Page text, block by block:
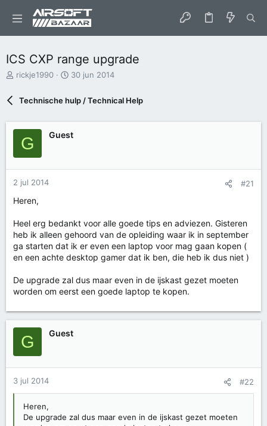
ICS CXP range upgrade
O
d
w
p
s
t
r
e
r
rickje1990
S
r
a
m
30 jun 2014
Technische hulp / Technical Help
G Guest
2 jul 2014 #21
Heren,
Heel erg bedankt voor alle goede tips en adviezen. Gisteren
heb ik alleen gehoord van de opleiding waar ik in september
ga starten dat ik er even een laptop voor mag gaan kopen (
en een achte desktop gamer dat ik ben, die heb ik dus niet )
De upgrade zal dus maar even in de ijskast gezet moeten
worden om eerst een goede laptop te kopen.
G Guest
3 jul 2014 #22
Heren,
De upgrade zal dus maar even in de ijskast gezet moeten